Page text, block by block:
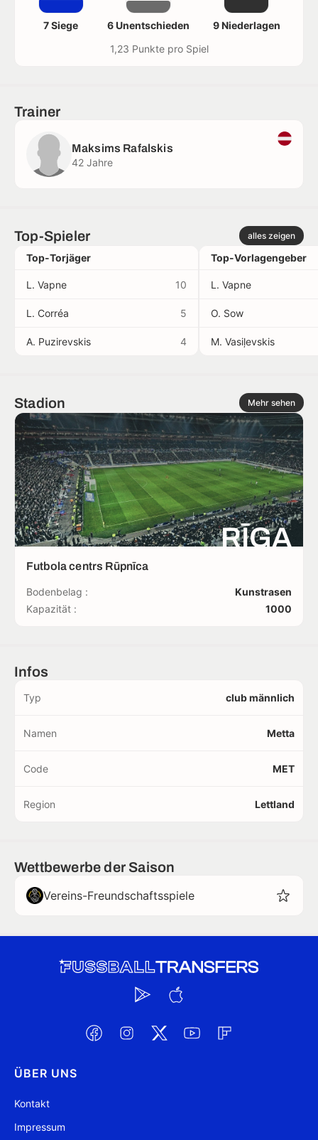
7 Siege 6 Unentschieden
9 Niederlagen
1,23 Punkte pro Spiel
Trainer
Maksims Rafalskis
42 Jahre
Top-Spieler alles zeigen
Top-Torjäger
L. Vapne 10
L. Corréa 5
A. Puzirevskis 4
Top-Vorlagengeber
L. Vapne
O. Sow
M. Vasiļevskis
Stadion Mehr sehen
RĪGA
Futbola centrs Rūpnīca
Bodenbelag :
Kunstrasen
Kapazität :
1000
Infos
Typ club männlich
Namen Metta
Code MET
Region Lettland
Wettbewerbe der Saison
Vereins-Freundschaftsspiele
ÜBER UNS
Kontakt
Impressum